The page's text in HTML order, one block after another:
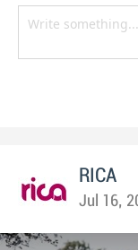
RICA
Jul 16,